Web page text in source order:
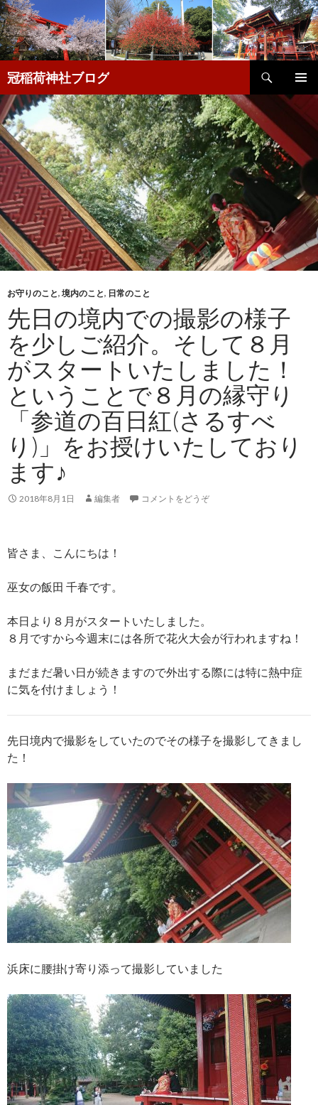
冠稲荷神社ブログ
索
メインメ
ニュー
ン
テ
ン
ツ
へ
移
動
お守りのこと, 境内のこと, 日常のこと
先日の境内での撮影の様子
を少しご紹介。そして８月
がスタートいたしました！
ということで８月の縁守り
「参道の百日紅(さるすべ
り)」をお授けいたしており
ます♪
2018年8月1日 編集者 コメントをどうぞ
皆さま、こんにちは！
巫女の飯田 千春です。
本日より８月がスタートいたしました。
８月ですから今週末には各所で花火大会が行われますね！
まだまだ暑い日が続きますので外出する際には特に熱中症
に気を付けましょう！
先日境内で撮影をしていたのでその様子を撮影してきまし
た！
浜床に腰掛け寄り添って撮影していました